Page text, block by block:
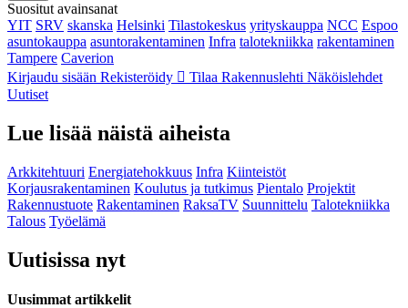
Suositut avainsanat
YIT SRV skanska Helsinki Tilastokeskus yrityskauppa NCC Espoo
asuntokauppa asuntorakentaminen Infra talotekniikka rakentaminen
Tampere Caverion
Kirjaudu sisään Rekisteröidy Tilaa Rakennuslehti Näköislehdet
Uutiset
Lue lisää näistä aiheista
Arkkitehtuuri Energiatehokkuus Infra Kiinteistöt
Korjausrakentaminen Koulutus ja tutkimus Pientalo Projektit
Rakennustuote Rakentaminen RaksaTV Suunnittelu Talotekniikka
Talous Työelämä
Uutisissa nyt
Uusimmat artikkelit